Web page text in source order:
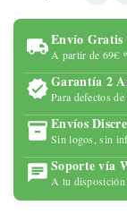
Envío Gratis
A partir de 69€
Garantía 2
Para defectos
Envíos
Sin logos, sin
Soporte vía
A tu disposición